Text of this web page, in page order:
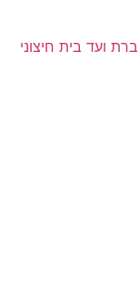
ועד בית חיצוני